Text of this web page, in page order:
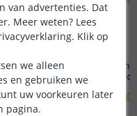
3M -
van advertenties. Dat
Meer weten? Lees
Klik op
we alleen
en gebruiken we
uw voorkeuren later
pagina.